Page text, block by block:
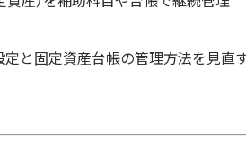
と固定資産台帳の管理方法を見直